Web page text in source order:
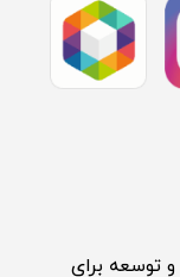
توسعه برای